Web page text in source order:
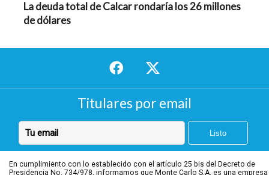
La deuda total de Calcar rondaría los 26 millones
de dólares
Titulares por email
En cumplimiento con lo establecido con el artículo 25 bis del Decreto de
Presidencia No. 734/978, informamos que Monte Carlo S.A. es una empresa